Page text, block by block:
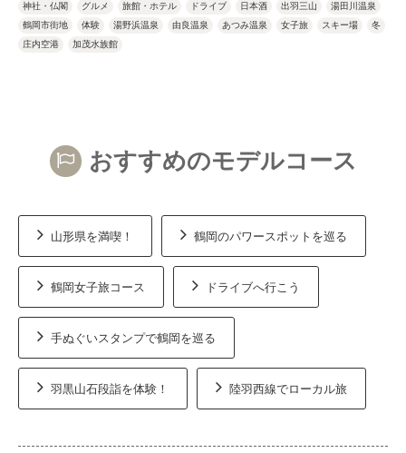
神社・仏閣 グルメ 旅館・ホテル ドライブ 日本酒 出羽三山
湯田川温泉
鶴岡市街地
体験 湯野浜温泉 由良温泉 あつみ温泉 女子旅 スキー場
冬
庄内空港
加茂水族館
おすすめのモデルコース
山形県を満喫！ 鶴岡のパワースポットを巡る
鶴岡女子旅コース ドライブへ行こう
手ぬぐいスタンプで鶴岡を巡る
羽黒山石段詣を体験！ 陸羽西線でローカル旅